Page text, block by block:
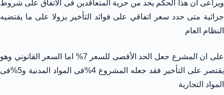
ويراعى ان هذا الحكم يحد من حرية المتعاقدين فى الاتفاق على شروط
جزائية متى حدد سعر اتفاقي على فوائد التأخير يزولا على ما يقتضيه
النظام العام
على ان المشرع جعل الحد الأقصى للسعر 7% اما السعر القانوني وهو
يقتصر على التأخير فقد جعله المشروع 4%فى المواد المدنية و5%فى
المواد التجارية